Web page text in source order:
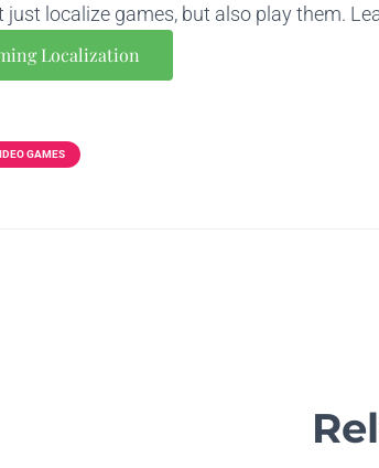
localize games, but also play them.
Localization
GAMES